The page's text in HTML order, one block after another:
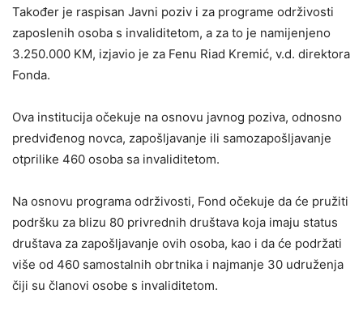
Također je raspisan Javni poziv i za programe održivosti
zaposlenih osoba s invaliditetom, a za to je namijenjeno
3.250.000 KM, izjavio je za Fenu Riad Kremić, v.d. direktora
Fonda.
Ova institucija očekuje na osnovu javnog poziva, odnosno
predviđenog novca, zapošljavanje ili samozapošljavanje
otprilike 460 osoba sa invaliditetom.
Na osnovu programa održivosti, Fond očekuje da će pružiti
podršku za blizu 80 privrednih društava koja imaju status
društava za zapošljavanje ovih osoba, kao i da će podržati
više od 460 samostalnih obrtnika i najmanje 30 udruženja
čiji su članovi osobe s invaliditetom.